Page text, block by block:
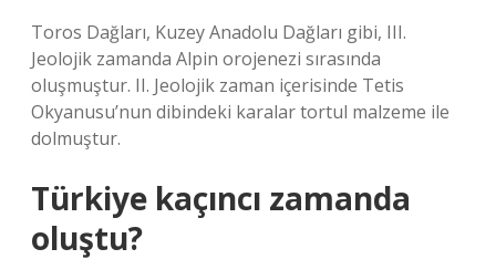
Toros Dağları, Kuzey Anadolu Dağları gibi, III.
Jeolojik zamanda Alpin orojenezi sırasında
oluşmuştur. II. Jeolojik zaman içerisinde Tetis
Okyanusu’nun dibindeki karalar tortul malzeme ile
dolmuştur.
Türkiye kaçıncı zamanda
oluştu?